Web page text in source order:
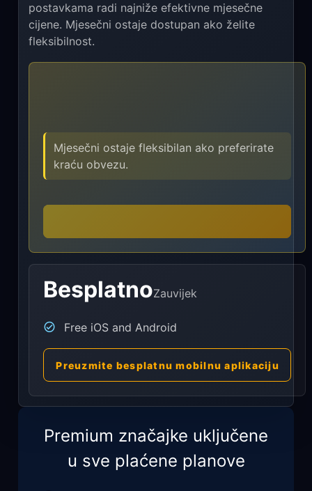
postavkama radi najniže efektivne mjesečne
cijene. Mjesečni ostaje dostupan ako želite
fleksibilnost.
Mjesečni ostaje fleksibilan ako preferirate
kraću obvezu.
BesplatnoZauvijek
Free iOS and Android
Preuzmite besplatnu mobilnu aplikaciju
Premium značajke uključene
u sve plaćene planove